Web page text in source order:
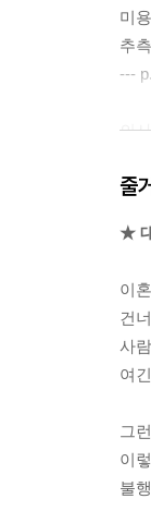
미
추
---
의
---
좋
다.
---
등
치
---
줄
★
이
건
사
여
그
이
불